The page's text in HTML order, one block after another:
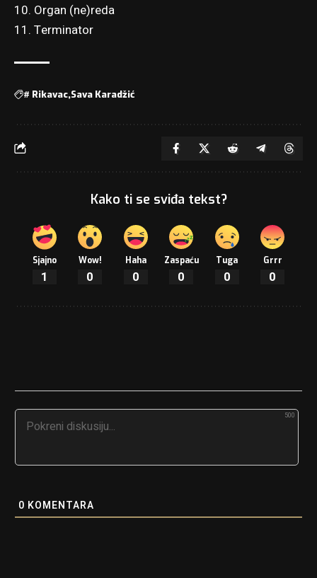
10. Organ (ne)reda
11. Terminator
# Rikavac Sava Karadžić
Kako ti se sviđa tekst?
Sjajno
1
Wow!
0
Haha
0
Zaspaću
0
Tuga
0
Grrr
0
500
0 KOMENTARA